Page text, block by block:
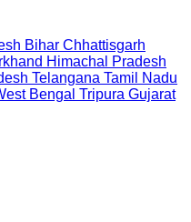
Bihar Chhattisgarh
Himachal Pradesh
Telangana Tamil Nadu
Bengal Tripura Gujarat